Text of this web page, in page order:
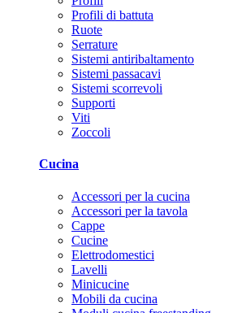
Profili di battuta
Ruote
Serrature
Sistemi antiribaltamento
Sistemi passacavi
Sistemi scorrevoli
Supporti
Viti
Zoccoli
Cucina
Accessori per la cucina
Accessori per la tavola
Cappe
Cucine
Elettrodomestici
Lavelli
Minicucine
Mobili da cucina